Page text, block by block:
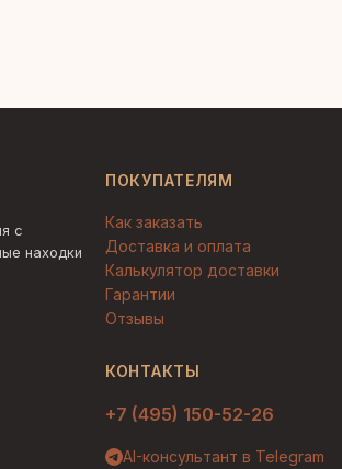
с
находки
ПОКУПАТЕЛЯМ
Как заказать
Доставка и оплата
Калькулятор доставки
Гарантии
Отзывы
КОНТАКТЫ
+7 (495) 150-52-26
AI-консультант в Telegram